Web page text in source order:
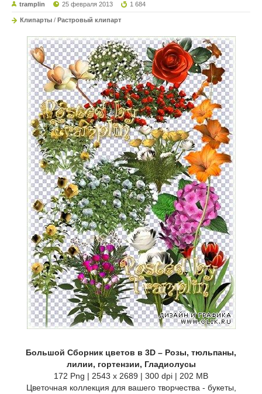
tramplin 25 февраля 2013 1 684
Клипарты / Растровый клипарт
Большой Сборник цветов в 3D – Розы, тюльпаны,
лилии, гортензии, Гладиолусы
172 Png | 2543 x 2689 | 300 dpi | 202 MB
Цветочная коллекция для вашего творчества - букеты,